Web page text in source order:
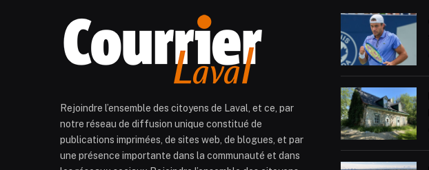
Rejoindre l’ensemble des citoyens de Laval, et ce, par
notre réseau de diffusion unique constitué de
publications imprimées, de sites web, de blogues, et par
une présence importante dans la communauté et dans